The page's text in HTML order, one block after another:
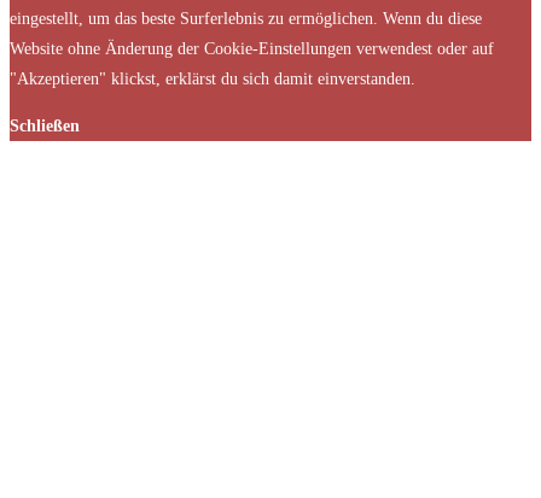
eingestellt, um das beste Surferlebnis zu ermöglichen. Wenn du diese
Website ohne Änderung der Cookie-Einstellungen verwendest oder auf
"Akzeptieren" klickst, erklärst du sich damit einverstanden.
Schließen